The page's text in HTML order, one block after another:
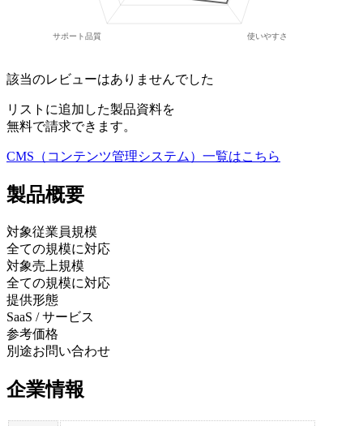
該当のレビューはありませんでした
リストに追加した製品資料を
無料で請求できます。
CMS（コンテンツ管理システム） 一覧はこちら
製品概要
対象従業員規模
全ての規模に対応
対象売上規模
全ての規模に対応
提供形態
SaaS / サービス
参考価格
別途お問い合わせ
企業情報